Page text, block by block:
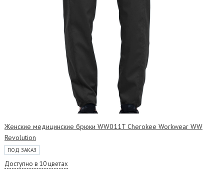
Женские медицинские брюки WW011T Cherokee Workwear WW
Revolution
ПОД ЗАКАЗ
Доступно в 10 цветах